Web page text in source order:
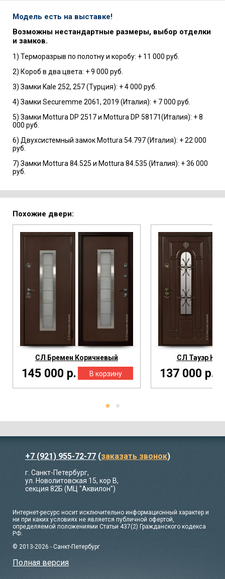
Модель есть на выставке!
Возможны нестандартные размеры, выбор отделки
и замков.
1) Терморазрыв по полотну и коробу: + 11 000 руб.
2) Короб в два цвета: + 9 000 руб.
3) Замки Kale 252, 257 (Турция): + 4 000 руб.
4) Замки Securemme 2061, 2019 (Италия): + 7 000 руб.
5) Замки Mottura DP 2517 и Mottura DP 58171(Италия): + 8
000 руб.
6) Двухсистемный замок Mottura 54.797 (Италия): + 22 000
руб.
7) Замки Mottura 84.525 и Mottura 84.535 (Италия): + 36 000
руб.
Похожие двери:
СЛ Бремен Коричневый
145 000 р.
СЛ Тауэр
137 000 р.
+7 (921) 955-72-77 (заказать звонок)
г. Санкт-Петербург,
ул. Новолитовская 15, кор В,
секция 82Б (МЦ "Аквилон")
Интернет-ресурс носит исключительно информационный характер и
ни при каких условиях не является публичной офертой,
определяемой положениями Статьи 437(2) Гражданского кодекса
РФ.
© 2013-2026 - Санкт-Петербург
Полная версия